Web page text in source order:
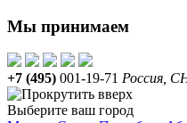
Мы принимаем
+7 (495) 001-19-71 Россия,
Выберите ваш город